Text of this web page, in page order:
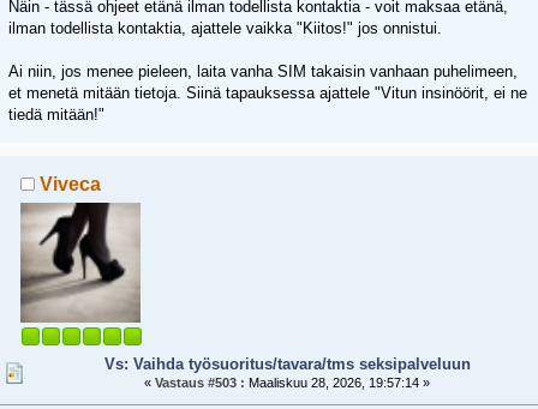
Näin - tässä ohjeet etänä ilman todellista kontaktia - voit maksaa etänä,
ilman todellista kontaktia, ajattele vaikka "Kiitos!" jos onnistui.
Ai niin, jos menee pieleen, laita vanha SIM takaisin vanhaan puhelimeen,
et menetä mitään tietoja. Siinä tapauksessa ajattele "Vitun insinöörit, ei ne
tiedä mitään!"
Viveca
Vs: Vaihda työsuoritus/tavara/tms seksipalveluun
«Vastaus #503 : Maaliskuu 28, 2026, 19:57:14 »